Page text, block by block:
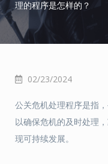
理的程序是怎样的？
02/23/2024
公关危机处理程序是指
以确保危机的及时处理
现可持续发展。